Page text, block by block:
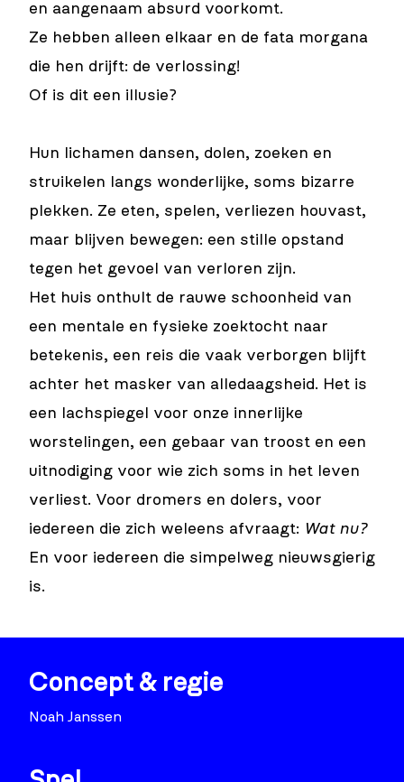
en aangenaam absurd voorkomt.
Ze hebben alleen elkaar en de fata morgana
die hen drijft: de verlossing!
Of is dit een illusie?
Hun lichamen dansen, dolen, zoeken en
struikelen langs wonderlijke, soms bizarre
plekken. Ze eten, spelen, verliezen houvast,
maar blijven bewegen: een stille opstand
tegen het gevoel van verloren zijn.
Het huis onthult de rauwe schoonheid van
een mentale en fysieke zoektocht naar
betekenis, een reis die vaak verborgen blijft
achter het masker van alledaagsheid. Het is
een lachspiegel voor onze innerlijke
worstelingen, een gebaar van troost en een
uitnodiging voor wie zich soms in het leven
verliest. Voor dromers en dolers, voor
iedereen die zich weleens afvraagt: Wat nu?
En voor iedereen die simpelweg nieuwsgierig
is.
Concept & regie
Noah Janssen